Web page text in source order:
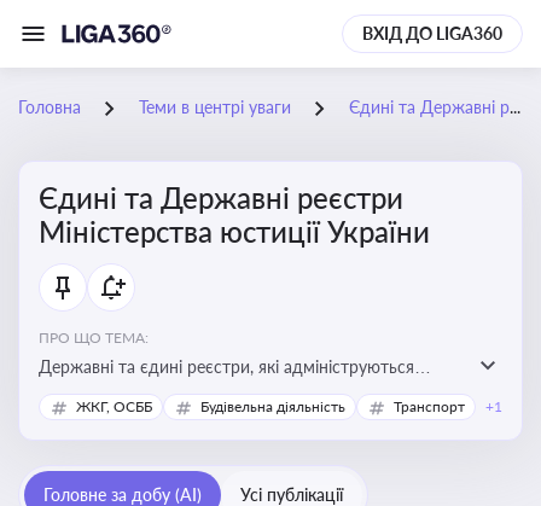
ВХІД ДО LIGA360
Головна Теми в центрі уваги Єдині та Державні реєстри Міністерства юстиції України
Єдині та Державні реєстри
Міністерства юстиції України
ПРО ЩО ТЕМА:
Державні та єдині реєстри, які адмініструються
Мінюстом України, і є ключовими інструментами для
юридичного захисту, ідентифікації прав, та
сімейних та майнових відносин
ЖКГ, ОСББ Будівельна діяльність Транспорт +1
Головне за добу (AI) Усі публікації